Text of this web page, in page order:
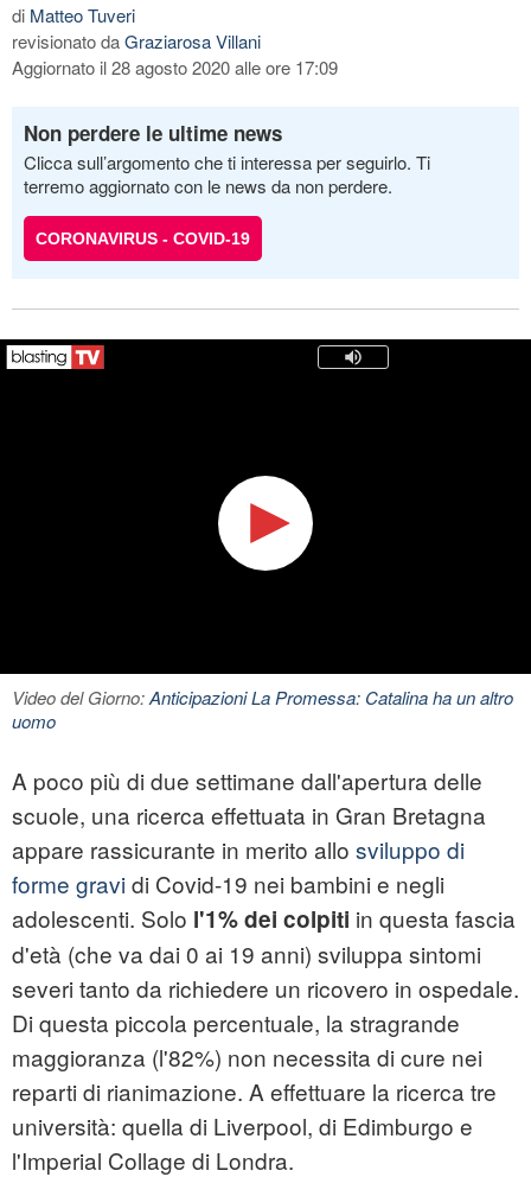
di Matteo Tuveri
revisionato daGraziarosa Villani
Aggiornato il 28 agosto 2020 alle ore 17:09
Non perdere le ultime news
Clicca sull’argomento che ti interessa per seguirlo. Ti
terremo aggiornato con le news da non perdere.
CORONAVIRUS - COVID-19
Video del Giorno:Anticipazioni La Promessa: Catalina ha un altro
uomo
A poco più di due settimane dall'apertura delle
scuole, una ricerca effettuata in Gran Bretagna
appare rassicurante in merito allo sviluppo di
forme gravidi Covid-19 nei bambini e negli
adolescenti. Solo l'1% dei colpiti in questa fascia
d'età (che va dai 0 ai 19 anni) sviluppa sintomi
severi tanto da richiedere un ricovero in ospedale.
Di questa piccola percentuale, la stragrande
maggioranza (l'82%) non necessita di cure nei
reparti di rianimazione. A effettuare la ricerca tre
università: quella di Liverpool, di Edimburgo e
l'Imperial Collage di Londra.